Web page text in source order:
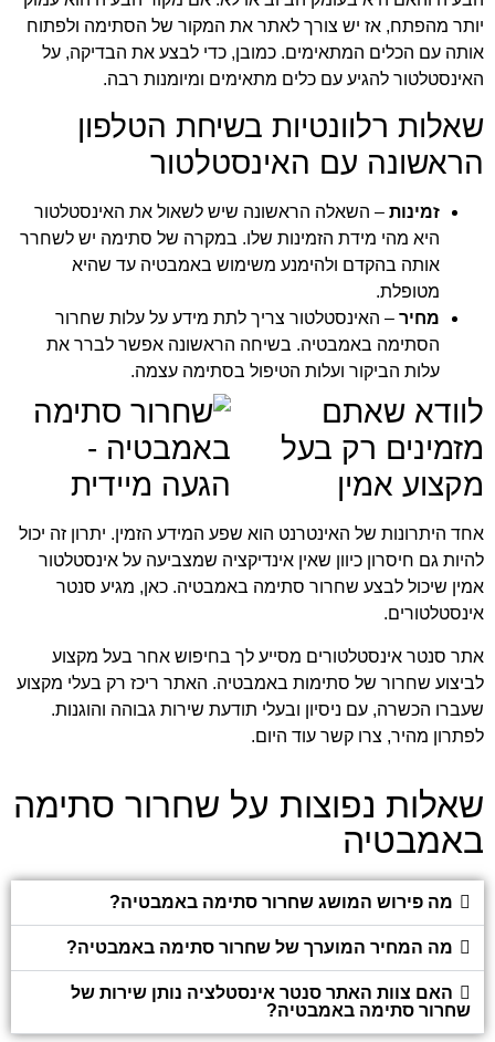
יותר מהפתח, אז יש צורך לאתר את המקור של הסתימה ולפתוח
אותה עם הכלים המתאימים. כמובן, כדי לבצע את הבדיקה, על
האינסטלטור להגיע עם כלים מתאימים ומיומנות רבה.
שאלות רלוונטיות בשיחת הטלפון
הראשונה עם האינסטלטור
זמינות – השאלה הראשונה שיש לשאול את האינסטלטור
היא מהי מידת הזמינות שלו. במקרה של סתימה יש לשחרר
אותה בהקדם ולהימנע משימוש באמבטיה עד שהיא
מטופלת.
מחיר – האינסטלטור צריך לתת מידע על עלות שחרור
הסתימה באמבטיה. בשיחה הראשונה אפשר לברר את
עלות הביקור ועלות הטיפול בסתימה עצמה.
לוודא שאתם
מזמינים רק בעל
מקצוע אמין
אחד היתרונות של האינטרנט הוא שפע המידע הזמין. יתרון זה יכול
להיות גם חיסרון כיוון שאין אינדיקציה שמצביעה על אינסטלטור
אמין שיכול לבצע שחרור סתימה באמבטיה. כאן, מגיע סנטר
אינסטלטורים.
אתר סנטר אינסטלטורים מסייע לך בחיפוש אחר בעל מקצוע
לביצוע שחרור של סתימות באמבטיה. האתר ריכז רק בעלי מקצוע
שעברו הכשרה, עם ניסיון ובעלי תודעת שירות גבוהה והוגנות.
לפתרון מהיר, צרו קשר עוד היום.
שאלות נפוצות על שחרור סתימה
באמבטיה
מה פירוש המושג שחרור סתימה באמבטיה?
מה המחיר המוערך של שחרור סתימה באמבטיה?
האם צוות האתר סנטר אינסטלציה נותן שירות של
שחרור סתימה באמבטיה?